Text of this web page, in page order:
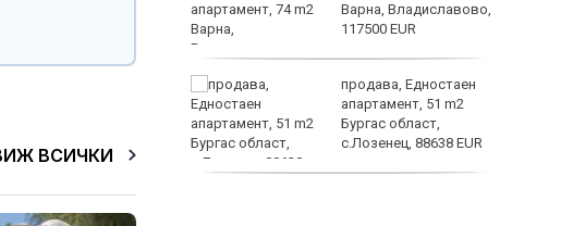
Варна, Владиславово,
117500 EUR
продава, Едностаен
апартамент, 51 m2
Бургас област,
с.Лозенец, 88638 EUR
ВСИЧКИ